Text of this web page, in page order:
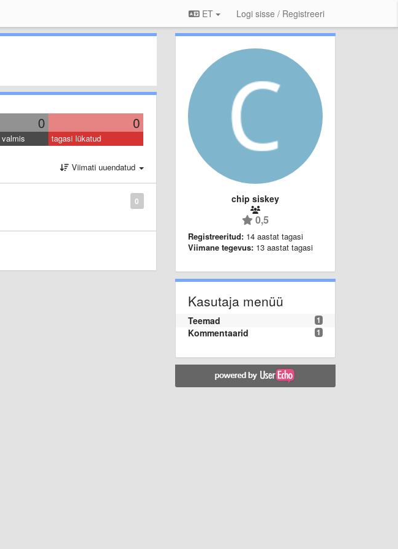
ET Logi sisse / Registreeri
0 0
valmis tagasi lükatud
Viimati uuendatud
0 chip siskey
0,5
Registreeritud: 14 aastat tagasi
Viimane tegevus: 13 aastat tagasi
Kasutaja menüü
1
Teemad
1
Kommentaarid